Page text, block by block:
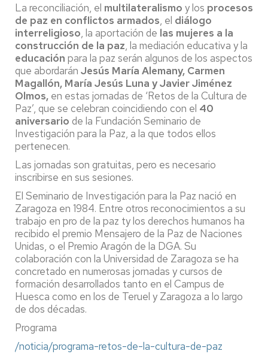
La reconciliación, el multilateralismo y los procesos
de paz en conflictos armados, el diálogo
interreligioso, la aportación de las mujeres a la
construcción de la paz, la mediación educativa y la
educación para la paz serán algunos de los aspectos
que abordarán Jesús María Alemany, Carmen
Magallón, María Jesús Luna yJavier Jiménez
Olmos, en estas jornadas de ‘Retos de la Cultura de
Paz’, que se celebran coincidiendo con el 40
aniversario de la Fundación Seminario de
Investigación para la Paz, a la que todos ellos
pertenecen.
Las jornadas son gratuitas, pero es necesario
inscribirse en sus sesiones.
El Seminario de Investigación para la Paz nació en
Zaragoza en 1984. Entre otros reconocimientos a su
trabajo en pro de la paz ty los derechos humanos ha
recibido el premio Mensajero de la Paz de Naciones
Unidas, o el Premio Aragón de la DGA. Su
colaboración con la Universidad de Zaragoza se ha
concretado en numerosas jornadas y cursos de
formación desarrollados tanto en el Campus de
Huesca como en los de Teruel y Zaragoza a lo largo
de dos décadas.
Programa
/noticia/programa-retos-de-la-cultura-de-paz